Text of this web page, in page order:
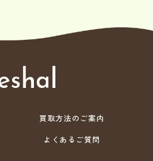
買取方法のご案内
よくあるご質問